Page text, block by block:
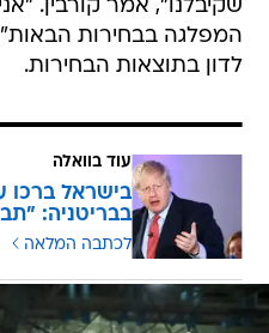
שקיבלנו", אמר קורבין.
המפלגה בבחירות
לדון בתוצאות הבחירות.
עוד בוואלה
בישראל ברכו
בבריטניה:
לכתבה המלאה